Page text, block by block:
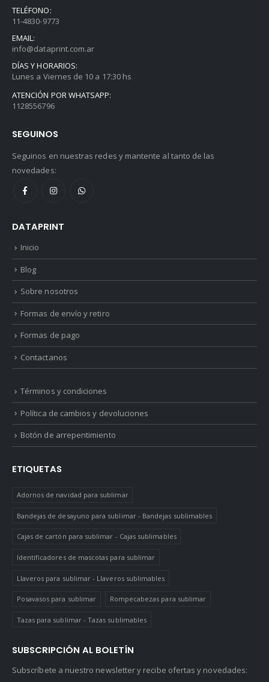
TELÉFONO:
11-4830-9773
EMAIL:
info@dataprint.com.ar
DÍAS Y HORARIOS:
Lunes a Viernes de 10 a 17:30 hs
ATENCIÓN POR WHATSAPP:
1128556796
SEGUINOS
Seguinos en nuestras redes y mantente al tanto de las
novedades:
DATAPRINT
Inicio
Blog
Sobre nosotros
Formas de envío y retiro
Formas de pago
Contactanos
Términos y condiciones
Política de cambios y devoluciones
Botón de arrepentimiento
ETIQUETAS
Adornos de navidad para sublimar
Bandejas de desayuno para sublimar - Bandejas sublimables
Cajas de cartón para sublimar - Cajas sublimables
Identificadores de mascotas para sublimar
Llaveros para sublimar - Llaveros sublimables
Posavasos para sublimar Rompecabezas para sublimar
Tazas para sublimar - Tazas sublimables
SUBSCRIPCIÓN AL BOLETÍN
Subscríbete a nuestro newsletter y recibe ofertas y novedades: